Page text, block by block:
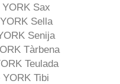
Sax
Sella
Senija
Tàrbena
Teulada
Tibi